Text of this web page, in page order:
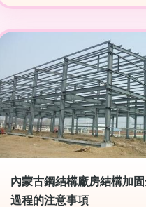
內蒙古鋼結構廠房結構加
過程的注意事項